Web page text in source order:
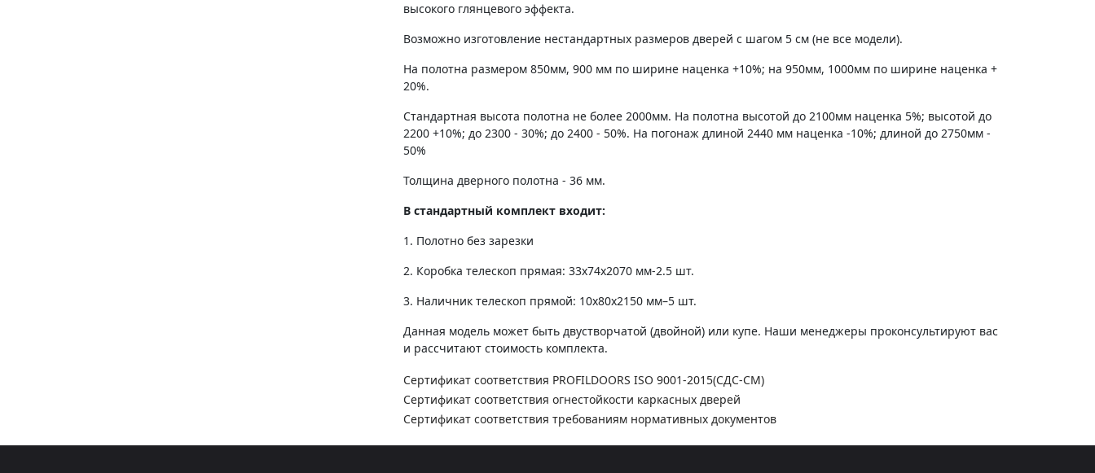
высокого глянцевого эффекта.
Возможно изготовление нестандартных размеров дверей с шагом 5 см (не все модели).
На полотна размером 850мм, 900 мм по ширине наценка +10%; на 950мм, 1000мм по ширине наценка +
20%.
Стандартная высота полотна не более 2000мм. На полотна высотой до 2100мм наценка 5%; высотой до
2200 +10%; до 2300 - 30%; до 2400 - 50%. На погонаж длиной 2440 мм наценка -10%; длиной до 2750мм -
50%
Толщина дверного полотна - 36 мм.
В стандартный комплект входит:
1. Полотно без зарезки
2. Коробка телескоп прямая: 33х74х2070 мм-2.5 шт.
3. Наличник телескоп прямой: 10х80х2150 мм–5 шт.
Данная модель может быть двустворчатой (двойной) или купе. Наши менеджеры проконсультируют вас
и рассчитают стоимость комплекта.
Сертификат соответствия PROFILDOORS ISO 9001-2015(СДС-СМ)
Сертификат соответствия огнестойкости каркасных дверей
Сертификат соответствия требованиям нормативных документов